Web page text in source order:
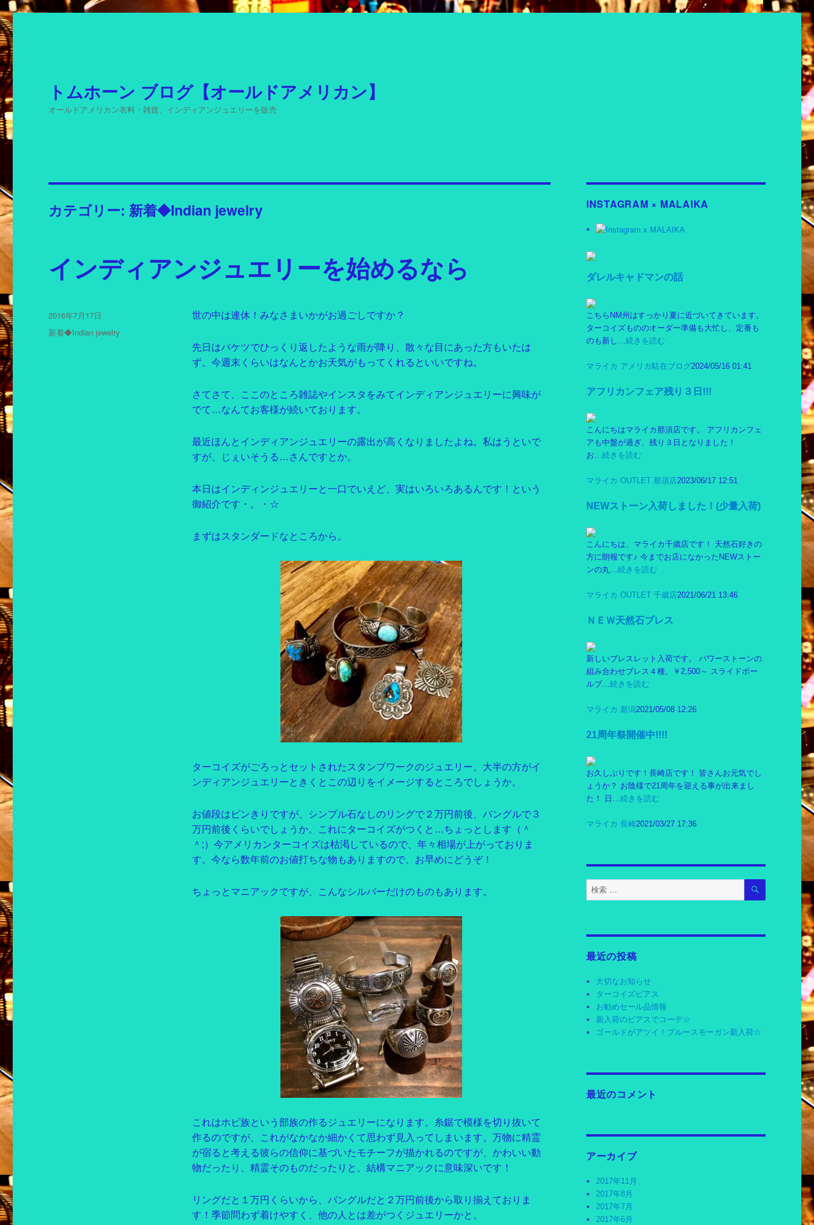
トムホーン ブログ【オールドアメリカン】
オールドアメリカン衣料・雑貨、インディアンジュエリーを販売
カテゴリー: 新着◆Indian jewelry
インディアンジュエリーを始めるなら
世の中は連休！みなさまいかがお過ごしですか？
先日はバケツでひっくり返したような雨が降り、散々な目にあった方もいたは
ず。今週末くらいはなんとかお天気がもってくれるといいですね。
さてさて、ここのところ雑誌やインスタをみてインディアンジュエリーに興味が
でて…なんてお客様が続いております。
最近ほんとインディアンジュエリーの露出が高くなりましたよね。私はうといで
すが、じぇいそうる…さんですとか。
本日はインディンジュエリーと一口でいえど、実はいろいろあるんです！という
御紹介です・。・☆
まずはスタンダードなところから。
ターコイズがごろっとセットされたスタンプワークのジュエリー。大半の方がイ
ンディアンジュエリーときくとこの辺りをイメージするところでしょうか。
お値段はピンきりですが、シンプル石なしのリングで２万円前後、バングルで３
万円前後くらいでしょうか。これにターコイズがつくと…ちょっとします（＾
＾;）今アメリカンターコイズは枯渇しているので、年々相場が上がっておりま
す。今なら数年前のお値打ちな物もありますので、お早めにどうぞ！
ちょっとマニアックですが、こんなシルバーだけのものもあります。
これはホピ族という部族の作るジュエリーになります。糸鋸で模様を切り抜いて
作るのですが、これがなかなか細かくて思わず見入ってしまいます。万物に精霊
が宿ると考える彼らの信仰に基づいたモチーフが描かれるのですが、かわいい動
物だったり、精霊そのものだったりと、結構マニアックに意味深いです！
リングだと１万円くらいから、バングルだと２万円前後から取り揃えておりま
す！季節問わず着けやすく、他の人とは差がつくジュエリーかと。
投
稿
日:
2016年7月17日
カ
新着◆Indian jewelry
INSTAGRAM × MALAIKA
ダレルキャドマンの話
こちらNM州はすっかり夏に近づいてきています。
ターコイズもののオーダー準備も大忙し、定番も
のも新し…続きを読む
マライカ アメリカ駐在ブログ2024/05/16 01:41
アフリカンフェア残り３日!!!
こんにちはマライカ那須店です。 アフリカンフェ
アも中盤が過ぎ、残り３日となりました！
お…続きを読む
マライカ OUTLET 那須店2023/06/17 12:51
NEWストーン入荷しました！(少量入荷)
こんにちは、マライカ千歳店です！ 天然石好きの
方に朗報です♪ 今までお店になかったNEWストー
ンの丸…続きを読む
マライカ OUTLET 千歳店2021/06/21 13:46
ＮＥＷ天然石ブレス
新しいブレスレット入荷です。 パワーストーンの
組み合わせブレス４種。￥2,500～ スライドボー
ルブ…続きを読む
マライカ 新潟2021/05/08 12:26
21周年祭開催中!!!!
お久しぶりです！長崎店です！ 皆さんお元気でし
ょうか？ お陰様で21周年を迎える事が出来まし
た！ 日…続きを読む
マライカ 長崎2021/03/27 17:36
検
索
検
最近の投稿
大切なお知らせ
ターコイズピアス
お勧めセール品情報
新入荷のピアスでコーデ☆
ゴールドがアツイ！ブルースモーガン新入荷☆
最近のコメント
アーカイブ
2017年11月
2017年8月
2017年7月
2017年6月